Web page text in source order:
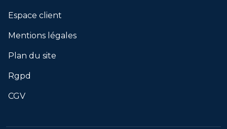
Espace client
Mentions légales
Plan du site
Rgpd
CGV